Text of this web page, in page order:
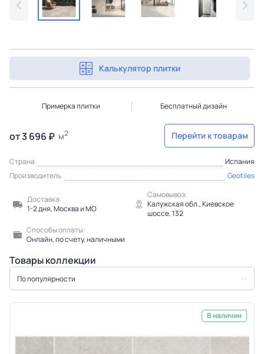
Калькулятор плитки
Примерка плитки Бесплатный дизайн
от 3 696 ₽ м2 Перейти к товарам
Страна
Испания
Производитель
Geotiles
Доставка:
1-2 дня, Москва и МО
Самовывоз:
Калужская обл., Киевское
шоссе, 132
Способы оплаты:
Онлайн, по счету, наличными
Товары коллекции
По популярности
В наличии